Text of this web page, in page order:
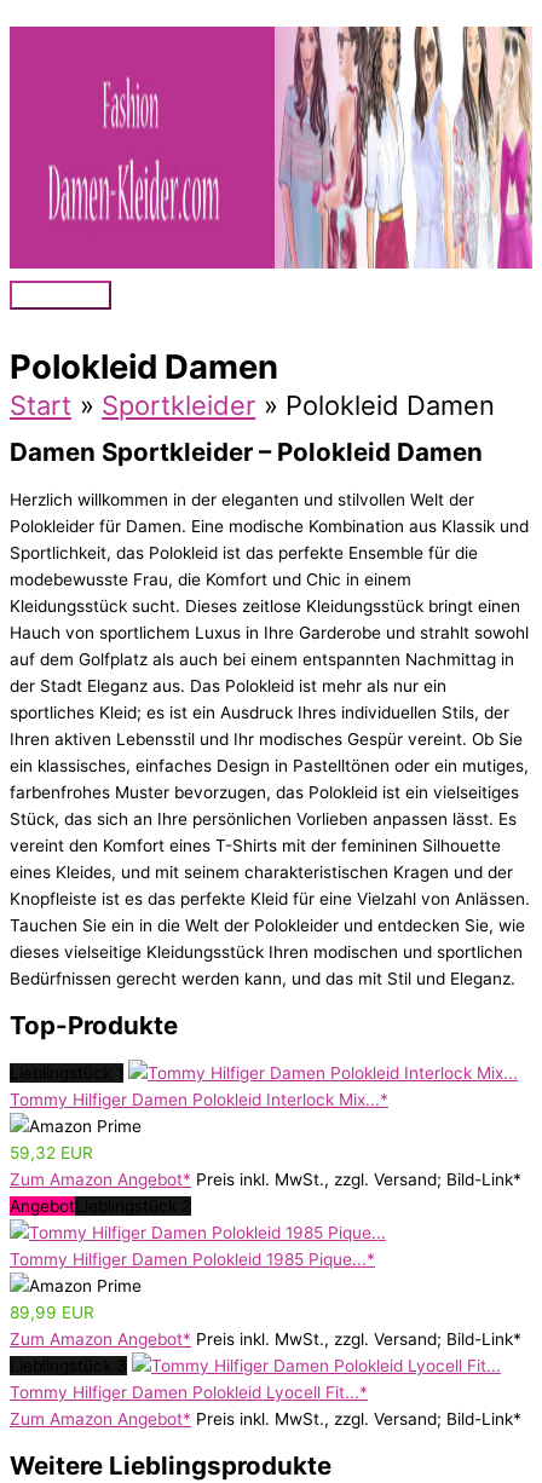
Hauptmenü
Polokleid Damen
Start Sportkleider Polokleid Damen
Damen Sportkleider – Polokleid Damen
Herzlich willkommen in der eleganten und stilvollen Welt der
Polokleider für Damen. Eine modische Kombination aus Klassik und
Sportlichkeit, das Polokleid ist das perfekte Ensemble für die
modebewusste Frau, die Komfort und Chic in einem
Kleidungsstück sucht. Dieses zeitlose Kleidungsstück bringt einen
Hauch von sportlichem Luxus in Ihre Garderobe und strahlt sowohl
auf dem Golfplatz als auch bei einem entspannten Nachmittag in
der Stadt Eleganz aus. Das Polokleid ist mehr als nur ein
sportliches Kleid; es ist ein Ausdruck Ihres individuellen Stils, der
Ihren aktiven Lebensstil und Ihr modisches Gespür vereint. Ob Sie
ein klassisches, einfaches Design in Pastelltönen oder ein mutiges,
farbenfrohes Muster bevorzugen, das Polokleid ist ein vielseitiges
Stück, das sich an Ihre persönlichen Vorlieben anpassen lässt. Es
vereint den Komfort eines T-Shirts mit der femininen Silhouette
eines Kleides, und mit seinem charakteristischen Kragen und der
Knopfleiste ist es das perfekte Kleid für eine Vielzahl von Anlässen.
Tauchen Sie ein in die Welt der Polokleider und entdecken Sie, wie
dieses vielseitige Kleidungsstück Ihren modischen und sportlichen
Bedürfnissen gerecht werden kann, und das mit Stil und Eleganz.
Top-Produkte
Tommy Hilfiger Damen Polokleid Interlock Mix...*
59,32 EUR
Zum Amazon Angebot* Preis inkl. MwSt., zzgl. Versand; Bild-Link*
Angebot
Tommy Hilfiger Damen Polokleid 1985 Pique...*
89,99 EUR
Zum Amazon Angebot* Preis inkl. MwSt., zzgl. Versand; Bild-Link*
Tommy Hilfiger Damen Polokleid Lyocell Fit...*
Zum Amazon Angebot* Preis inkl. MwSt., zzgl. Versand; Bild-Link*
Weitere Lieblingsprodukte